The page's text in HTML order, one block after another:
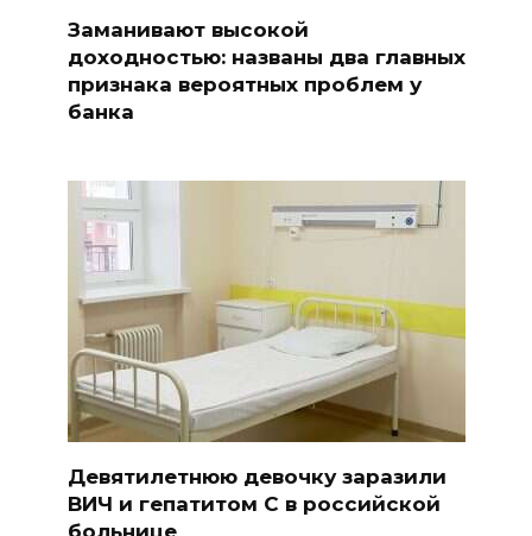
Заманивают высокой
доходностью: названы два главных
признака вероятных проблем у
банка
Девятилетнюю девочку заразили
ВИЧ и гепатитом С в российской
больнице